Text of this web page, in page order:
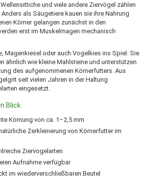
und viele andere Ziervögel zählen
als Säugetiere kauen sie ihre Nahrung
Körner gelangen zunächst in den
erst im Muskelmagen mechanisch
Magenkiesel oder auch Vogelkies ins Spiel. Sie
ähnlich wie kleine Mahlsteine und unterstützen
des aufgenommenen Körnerfutters. Aus
seit vielen Jahren in der Haltung
eingesetzt.
Blick
Körnung von ca. 1–2,5 mm
Zerkleinerung von Körnerfutter im
Ziervogelarten
Aufnahme verfügbar
im wiederverschließbaren Beutel